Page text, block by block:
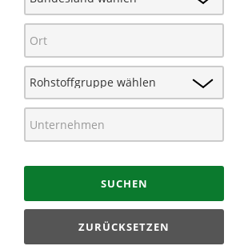
SUCHEN
ZURÜCKSETZEN